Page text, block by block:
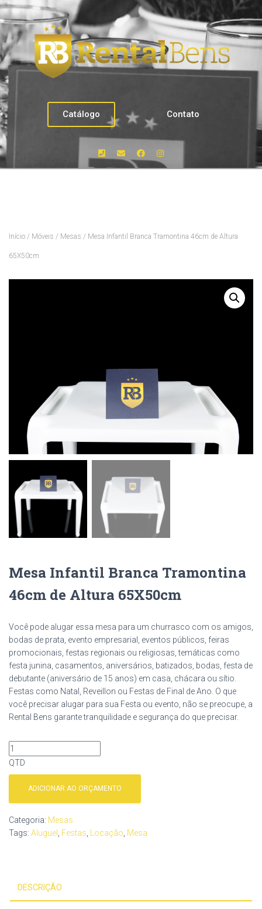
Catálogo Contato
Início / Móveis / Mesas / Mesa Infantil Branca Tramontina 46cm de Altura
65X50cm
Mesa Infantil Branca Tramontina
46cm de Altura 65X50cm
Você pode alugar essa mesa para um churrasco com os amigos,
bodas de prata, evento empresarial, eventos públicos, feiras
promocionais, festas regionais ou religiosas, temáticas como
festa junina, casamentos, aniversários, batizados, bodas, festa de
debutante (aniversário de 15 anos) em casa, chácara ou sítio.
Festas como Natal, Reveillon ou Festas de Final de Ano. O que
você precisar alugar para sua Festa ou evento, não se preocupe, a
Rental Bens garante tranquilidade e segurança do que precisar.
QTD
ADICIONAR AO ORÇAMENTO
Categoria: Mesas
Tags: Aluguel Festas Locação Mesa
DESCRIÇÃO